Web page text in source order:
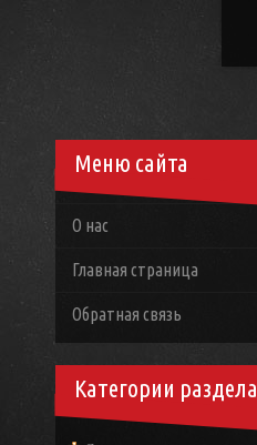
Меню сайта
О нас
Главная страница
Обратная связь
Категории раздела